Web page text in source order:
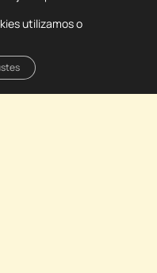
utilizamos o